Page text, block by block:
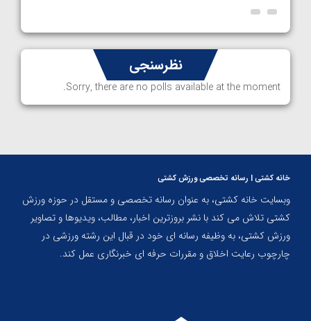
نظرسنجی
Sorry, there are no polls available at the moment.
خانه کشتی | رسانه تخصصی ورزش کشتی
وبسایت خانه کشتی، به عنوان رسانه تخصصی و مستقل در حوزه ورزش
کشتی تلاش می کند با نشر بروزترین اخبار، مطالب، ویدیوها و تصاویر
ورزش کشتی، به وظیفه رسانه ای خود در قبال این رشته ورزشی در
چارچوب رعایت اخلاق و مقررات حرفه ای خبرنگاری عمل کند.